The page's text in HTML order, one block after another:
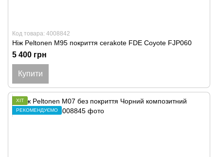
Код товара: 4008842
Ніж Peltonen M95 покриття cerakote FDE Coyote FJP060
5 400 грн
Купити
ХІТ
РЕКОМЕНДУЄМО